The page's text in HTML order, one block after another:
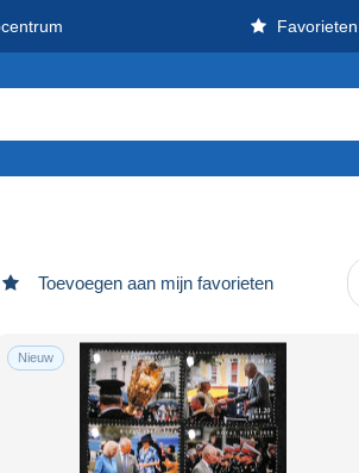
Favorieten
Toevoegen aan mijn favorieten
Nieuw